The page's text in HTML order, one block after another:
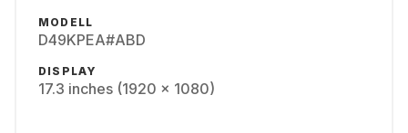
MODELL
D49KPEA#ABD
DISPLAY
17.3 inches (1920 x 1080)